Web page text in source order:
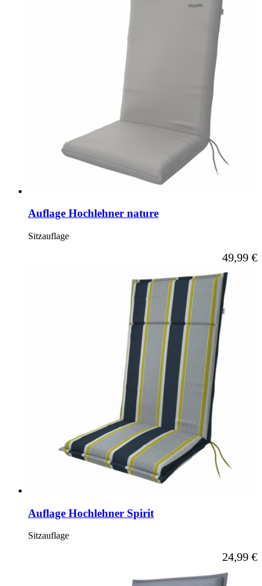
Auflage Hochlehner nature
Sitzauflage
Ab
49,99 €
Auflage Hochlehner Spirit
Sitzauflage
Ab
24,99 €